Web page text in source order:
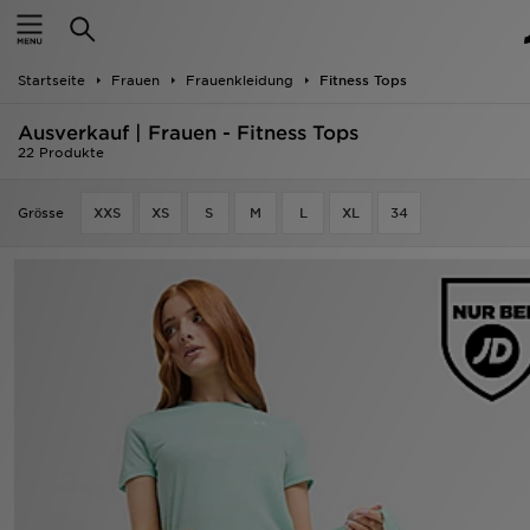
Startseite Frauen Frauenkleidung Fitness Tops
Ausverkauf | Frauen - Fitness Tops
22 Produkte
Grӧsse XXS XS S M L XL 34
Startseite
Marken
JD Exklusives